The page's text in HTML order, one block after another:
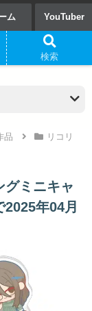
ム YouTuber
品
リコリ
グミニキャ
年04月
検索